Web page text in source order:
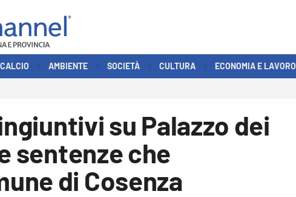
AMBIENTE SOCIETÀ CULTURA ECONOMIA E LAVORO
su Palazzo dei
sentenze che
di Cosenza